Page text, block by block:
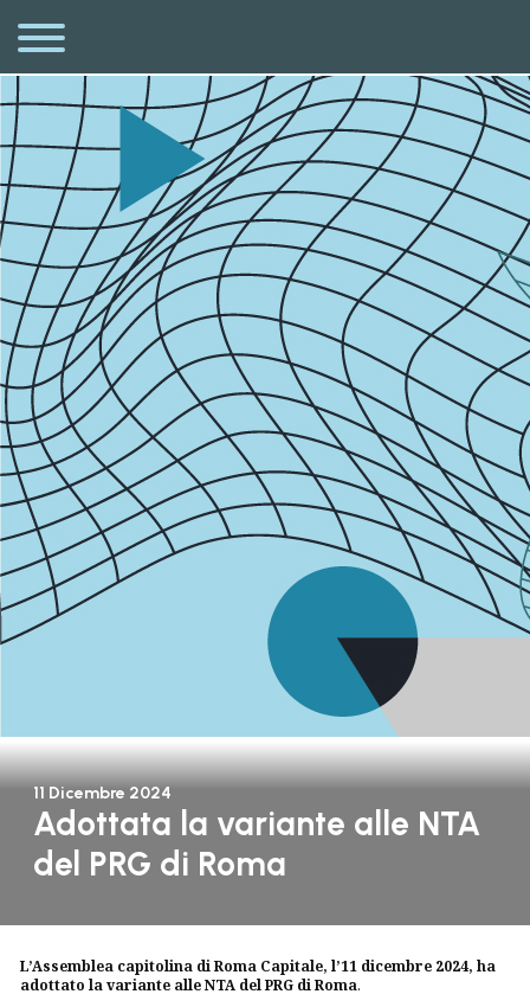
11 Dicembre 2024
Adottata la variante alle NTA
del PRG di Roma
L’Assemblea capitolina di Roma Capitale, l’11 dicembre 2024, ha
adottato la variante alle NTA del PRG di Roma.